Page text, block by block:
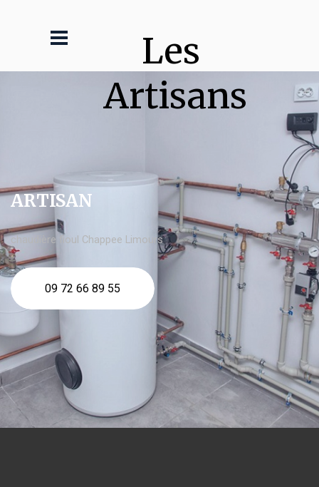
Les
Artisans
ARTISAN
chaudière fioul Chappee Limours
09 72 66 89 55